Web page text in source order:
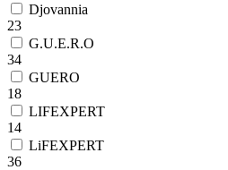
Djovannia
23
G.U.E.R.O
34
GUERO
18
LIFEXPERT
14
LiFEXPERT
36